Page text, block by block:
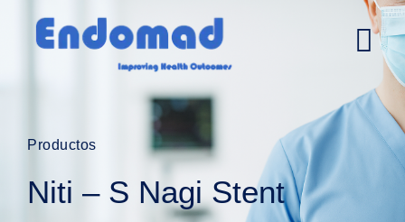
Productos
Niti – S Nagi Stent